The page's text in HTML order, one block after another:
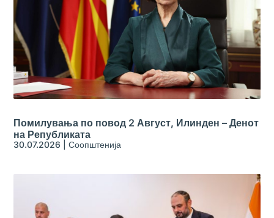
Помилувања по повод 2 Август, Илинден – Денот
на Републиката
30.07.2026 |Соопштенија